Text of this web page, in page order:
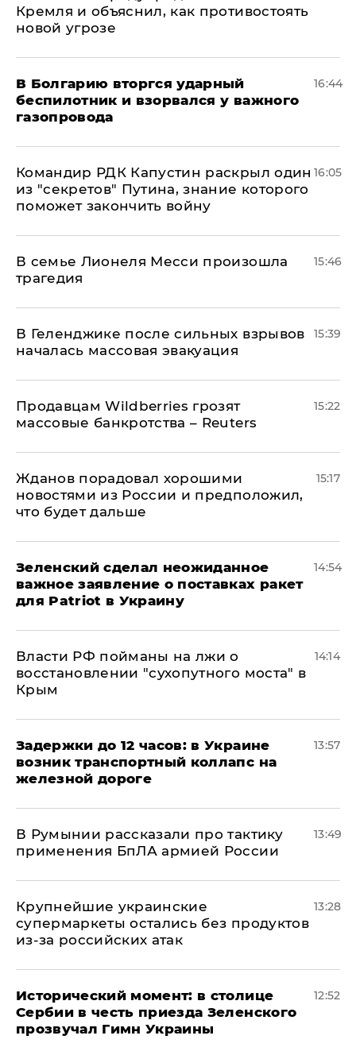
Кремля и объяснил, как противостоять
новой угрозе
В Болгарию вторгся ударный
беспилотник и взорвался у важного
газопровода
16:44
Командир РДК Капустин раскрыл один
из "секретов" Путина, знание которого
поможет закончить войну
16:05
В семье Лионеля Месси произошла
трагедия
15:46
В Геленджике после сильных взрывов
началась массовая эвакуация
15:39
Продавцам Wildberries грозят
массовые банкротства – Reuters
15:22
Жданов порадовал хорошими
новостями из России и предположил,
что будет дальше
15:17
Зеленский сделал неожиданное
важное заявление о поставках ракет
для Patriot в Украину
14:54
Власти РФ пойманы на лжи о
восстановлении "сухопутного моста" в
Крым
14:14
Задержки до 12 часов: в Украине
возник транспортный коллапс на
железной дороге
13:57
В Румынии рассказали про тактику
применения БпЛА армией России
13:49
Крупнейшие украинские
супермаркеты остались без продуктов
из-за российских атак
13:28
Исторический момент: в столице
Сербии в честь приезда Зеленского
прозвучал Гимн Украины
12:52